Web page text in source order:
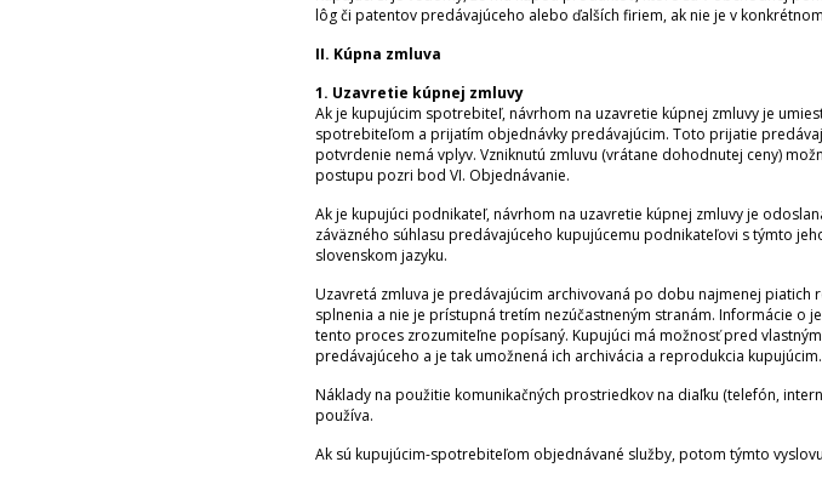
lôg či patentov predávajúceho alebo ďalších firiem, ak nie je v
II. Kúpna zmluva
1. Uzavretie kúpnej zmluvy
Ak je kupujúcim spotrebiteľ, návrhom na uzavretie kúpnej zmluvy je
spotrebiteľom a prijatím objednávky predávajúcim. Toto prijatie
potvrdenie nemá vplyv. Vzniknutú zmluvu (vrátane dohodnutej ceny)
postupu pozri bod VI. Objednávanie.
Ak je kupujúci podnikateľ, návrhom na uzavretie kúpnej zmluvy je
záväzného súhlasu predávajúceho kupujúcemu podnikateľovi s týmto
slovenskom jazyku.
Uzavretá zmluva je predávajúcim archivovaná po dobu najmenej
splnenia a nie je prístupná tretím nezúčastneným stranám. Informácie o
tento proces zrozumiteľne popísaný. Kupujúci má možnosť pred
predávajúceho a je tak umožnená ich archivácia a reprodukcia kupujúcim.
Náklady na použitie komunikačných prostriedkov na diaľku (telefón,
používa.
Ak sú kupujúcim-spotrebiteľom objednávané služby, potom týmto